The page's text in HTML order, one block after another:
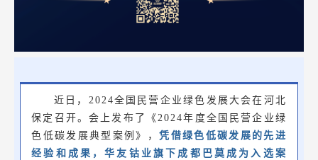
近日，2024全国民营企业绿色发展大会在河北
保定召开。会上发布了《2024年度全国民营企业绿
色低碳发展典型案例》，凭借绿色低碳发展的先进
经验和成果，华友钴业旗下成都巴莫成为入选案